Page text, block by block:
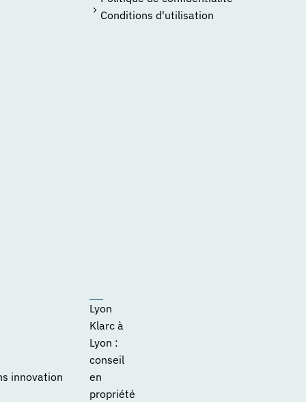
Conditions d'utilisation
innovation
Lyon
Klarc à
Lyon :
conseil
en
propriété